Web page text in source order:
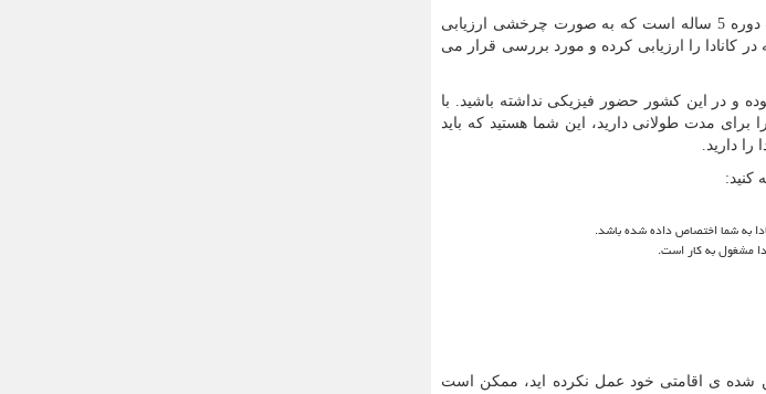
یکی از مهم ترین تعهدات اقامتی، حضور ممتد فیزیکی 730 روزه بدون خروج از کشور در یک دوره 5 ساله است که به صورت چرخشی ارزیابی
5 سال گذشته در کانادا را ارزیابی کرده و مورد بررسی قرار می
سال را در خارج از کشور کانادا بوده و در این کشور حضور فیزیکی نداشته باشید. با
کانادا را برای مدت طولانی دارید، این شما هستید که باید
دارید.
کنید:
به شما اختصاص داده شده باشد.
مشغول به کار است.
شده ی اقامتی خود عمل نکرده اید، ممکن است